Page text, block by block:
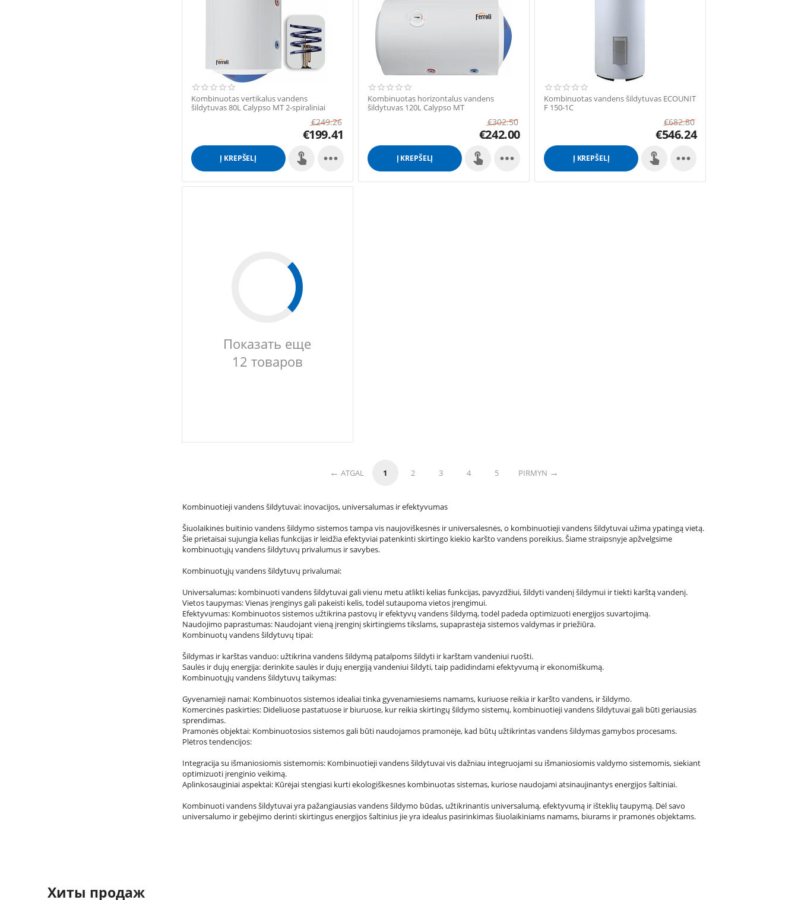
Kombinuotas vertikalus vandens
šildytuvas 80L Calypso MT 2-spiraliniai
€249.26
€199.41
Į KREPŠELĮ 
Kombinuotas horizontalus vandens
šildytuvas 120L Calypso MT
€302.50
€242.00
Į KREPŠELĮ 
Kombinuotas vandens šildytuvas ECOUNIT
F 150-1C
€682.80
€546.24
Į KREPŠELĮ 
Показать еще
12 товаров
ATGAL 1 2 3 4 5 PIRMYN
Kombinuotieji vandens šildytuvai: inovacijos, universalumas ir efektyvumas
Šiuolaikinės buitinio vandens šildymo sistemos tampa vis naujoviškesnės ir universalesnės, o kombinuotieji vandens šildytuvai užima ypatingą vietą.
Šie prietaisai sujungia kelias funkcijas ir leidžia efektyviai patenkinti skirtingo kiekio karšto vandens poreikius. Šiame straipsnyje apžvelgsime
kombinuotųjų vandens šildytuvų privalumus ir savybes.
Kombinuotųjų vandens šildytuvų privalumai:
Universalumas: kombinuoti vandens šildytuvai gali vienu metu atlikti kelias funkcijas, pavyzdžiui, šildyti vandenį šildymui ir tiekti karštą vandenį.
Vietos taupymas: Vienas įrenginys gali pakeisti kelis, todėl sutaupoma vietos įrengimui.
Efektyvumas: Kombinuotos sistemos užtikrina pastovų ir efektyvų vandens šildymą, todėl padeda optimizuoti energijos suvartojimą.
Naudojimo paprastumas: Naudojant vieną įrenginį skirtingiems tikslams, supaprastėja sistemos valdymas ir priežiūra.
Kombinuotų vandens šildytuvų tipai:
Šildymas ir karštas vanduo: užtikrina vandens šildymą patalpoms šildyti ir karštam vandeniui ruošti.
Saulės ir dujų energija: derinkite saulės ir dujų energiją vandeniui šildyti, taip padidindami efektyvumą ir ekonomiškumą.
Kombinuotųjų vandens šildytuvų taikymas:
Gyvenamieji namai: Kombinuotos sistemos idealiai tinka gyvenamiesiems namams, kuriuose reikia ir karšto vandens, ir šildymo.
Komercinės paskirties: Dideliuose pastatuose ir biuruose, kur reikia skirtingų šildymo sistemų, kombinuotieji vandens šildytuvai gali būti geriausias
sprendimas.
Pramonės objektai: Kombinuotosios sistemos gali būti naudojamos pramonėje, kad būtų užtikrintas vandens šildymas gamybos procesams.
Plėtros tendencijos:
Integracija su išmaniosiomis sistemomis: Kombinuotieji vandens šildytuvai vis dažniau integruojami su išmaniosiomis valdymo sistemomis, siekiant
optimizuoti įrenginio veikimą.
Aplinkosauginiai aspektai: Kūrėjai stengiasi kurti ekologiškesnes kombinuotas sistemas, kuriose naudojami atsinaujinantys energijos šaltiniai.
Kombinuoti vandens šildytuvai yra pažangiausias vandens šildymo būdas, užtikrinantis universalumą, efektyvumą ir išteklių taupymą. Dėl savo
universalumo ir gebėjimo derinti skirtingus energijos šaltinius jie yra idealus pasirinkimas šiuolaikiniams namams, biurams ir pramonės objektams.
Хиты продаж